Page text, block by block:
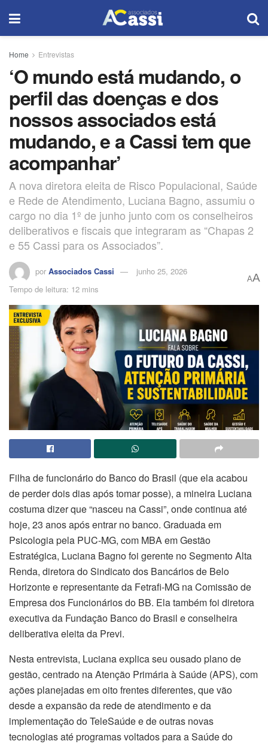
Home Entrevistas
‘O mundo está mudando, o
perfil das doenças e dos
nossos associados está
mudando, e a Cassi tem que
acompanhar’
A nova diretora eleita de Risco Populacional, Saúde
e Rede de Atendimento, Luciana Bagno, assumiu o
cargo no dia 1º de junho junto com os conselheiros
deliberativos e fiscais que integraram as “Chapas 2
e 55 Cassi para os Associados”.
por Associados Cassi
junho 25, 2026
Tempo de leitura: 12 mins
AA
Filha de funcionário do Banco do Brasil (que ela acabou
de perder dois dias após tomar posse), a mineira Luciana
costuma dizer que “nasceu na Cassi”, onde continua até
hoje, 23 anos após entrar no banco. Graduada em
Psicologia pela PUC-MG, com MBA em Gestão
Estratégica, Luciana Bagno foi gerente no Segmento Alta
Renda, diretora do Sindicato dos Bancários de Belo
Horizonte e representante da Fetrafi-MG na Comissão de
Empresa dos Funcionários do BB. Ela também foi diretora
executiva da Fundação Banco do Brasil e conselheira
deliberativa eleita da Previ.
Nesta entrevista, Luciana explica seu ousado plano de
gestão, centrado na Atenção Primária à Saúde (APS), com
ações planejadas em oito frentes diferentes, que vão
desde a expansão da rede de atendimento e da
implementação do TeleSaúde e de outras novas
tecnologias até programas voltados para a Saúde do